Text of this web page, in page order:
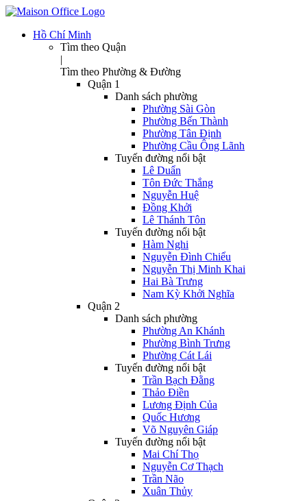
Hồ Chí Minh
Tìm theo Quận
|
Tìm theo Phường & Đường
Quận 1
Danh sách phường
Phường Sài Gòn
Phường Bến Thành
Phường Tân Định
Phường Cầu Ông Lãnh
Tuyến đường nổi bật
Lê Duẩn
Tôn Đức Thắng
Nguyễn Huệ
Đồng Khởi
Lê Thánh Tôn
Tuyến đường nổi bật
Hàm Nghi
Nguyễn Đình Chiểu
Nguyễn Thị Minh Khai
Hai Bà Trưng
Nam Kỳ Khởi Nghĩa
Quận 2
Danh sách phường
Phường An Khánh
Phường Bình Trưng
Phường Cát Lái
Tuyến đường nổi bật
Trần Bạch Đằng
Thảo Điền
Lương Định Của
Quốc Hương
Võ Nguyên Giáp
Tuyến đường nổi bật
Mai Chí Thọ
Nguyễn Cơ Thạch
Trần Não
Xuân Thủy